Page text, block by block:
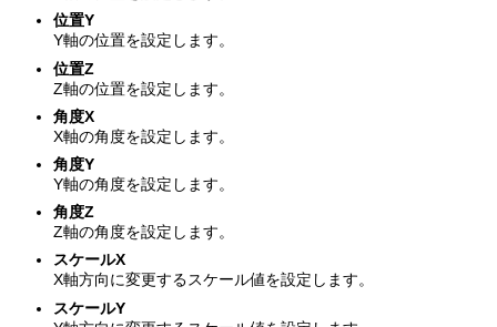
位置Y
Y軸の位置を設定します。
位置Z
Z軸の位置を設定します。
角度X
X軸の角度を設定します。
角度Y
Y軸の角度を設定します。
角度Z
Z軸の角度を設定します。
スケールX
X軸方向に変更するスケール値を設定します。
スケールY